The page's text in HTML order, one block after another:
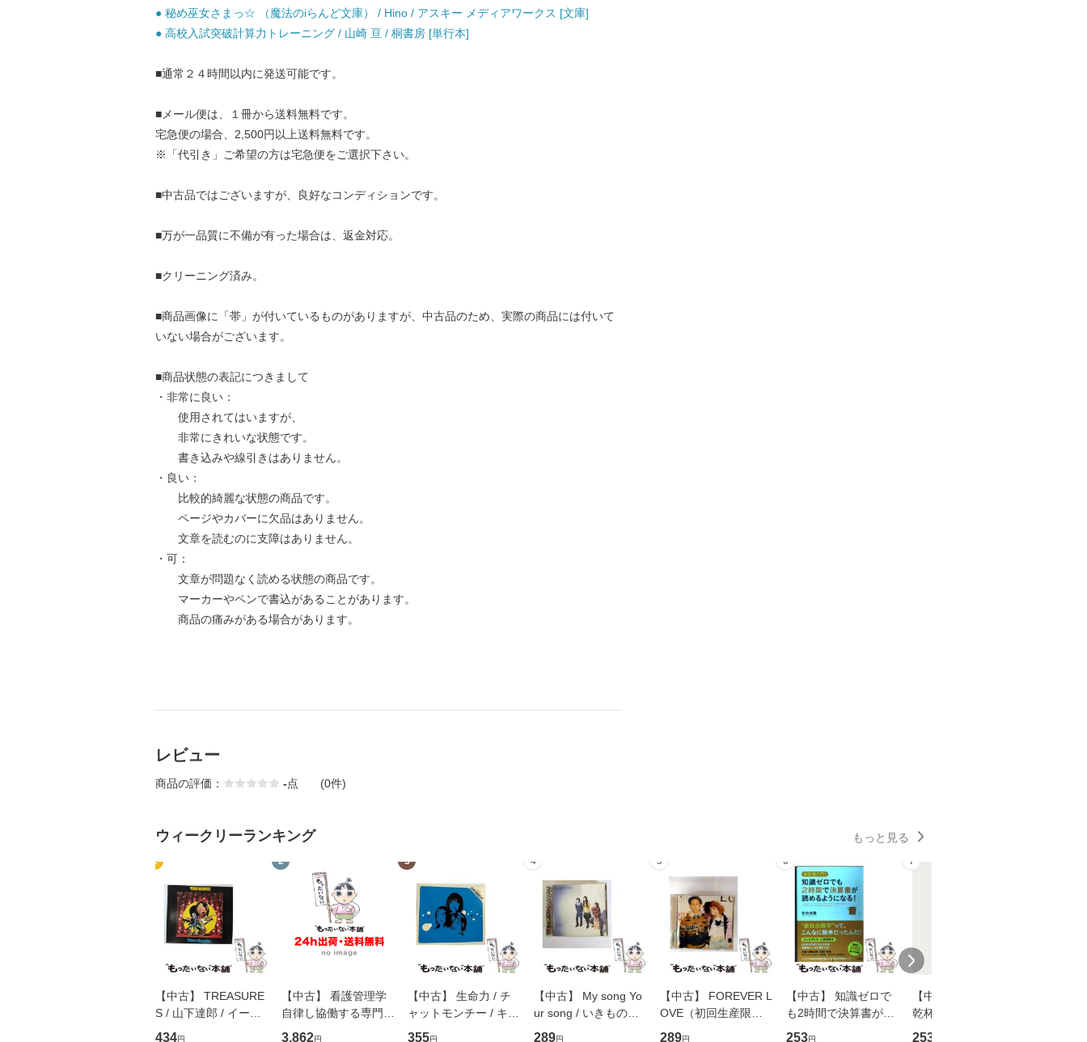
● 秘め巫女さまっ☆ （魔法のiらんど文庫） / Hino / アスキー メディアワークス [文庫]
● 高校入試突破計算力トレーニング / 山崎 亘 / 桐書房 [単行本]
■通常２４時間以内に発送可能です。
■メール便は、１冊から送料無料です。
宅急便の場合、2,500円以上送料無料です。
※「代引き」ご希望の方は宅急便をご選択下さい。
■中古品ではございますが、良好なコンディションです。
■万が一品質に不備が有った場合は、返金対応。
■クリーニング済み。
■商品画像に「帯」が付いているものがありますが、中古品のため、実際の商品には付いて
いない場合がございます。
■商品状態の表記につきまして
・非常に良い：
使用されてはいますが、
非常にきれいな状態です。
書き込みや線引きはありません。
・良い：
比較的綺麗な状態の商品です。
ページやカバーに欠品はありません。
文章を読むのに支障はありません。
・可：
文章が問題なく読める状態の商品です。
マーカーやペンで書込があることがあります。
商品の痛みがある場合があります。
レビュー
商品の評価： -点 (0件)
ウィークリーランキング もっと見る
1
【中古】 TREASURE
S / 山下達郎 / イース
トウエスト・ジャパン
434円
2
【中古】 看護管理学
自律し協働する専門職
の看護マネジメントス
3,862円
3
【中古】 生命力 / チ
ャットモンチー / キュ
ーンレコード [CD]
355円
4
【中古】 My song Yo
ur song / いきものが
かり / [CD]【メール便
289円
5
【中古】 FOREVER L
OVE（初回生産限定
盤） / 清水翔太×加藤
289円
6
【中古】 知識ゼロで
も2時間で決算書が読
めるようになる！ 会
253円
7
【中古】 ウインクで
乾杯 (ノン・ポシェッ
ト) / 東野圭吾 / 祥伝
253